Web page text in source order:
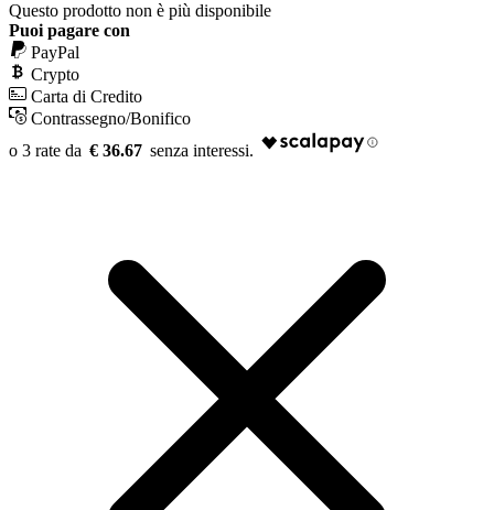
Questo prodotto non è più disponibile
Puoi pagare con
PayPal
Crypto
Carta di Credito
Contrassegno/Bonifico
€ 36.67